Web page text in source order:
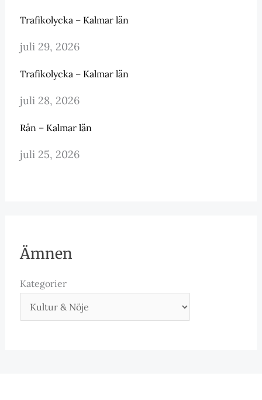
Trafikolycka – Kalmar län
juli 29, 2026
Trafikolycka – Kalmar län
juli 28, 2026
Rån – Kalmar län
juli 25, 2026
Ämnen
Kategorier